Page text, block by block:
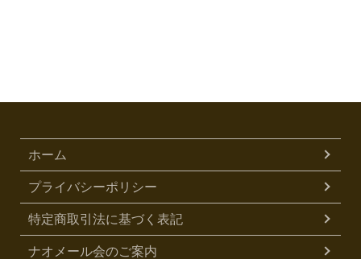
ホーム
プライバシーポリシー
特定商取引法に基づく表記
ナオメール会のご案内